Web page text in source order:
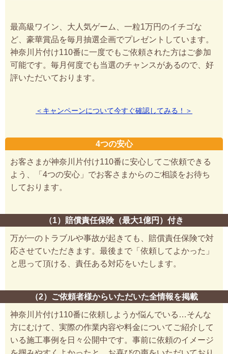
最高級ワイン、大人気ゲーム、一粒1万円のイチゴな
ど、豪華賞品を毎月抽選企画でプレゼントしています。
神奈川片付け110番に一度でもご依頼された方はご参加
可能です。毎月何度でも当選のチャンスがあるので、好
評いただいております。
＜キャンペーンについて今すぐ確認してみる！＞
4つの安心
お客さまが神奈川片付け110番に安心してご依頼できる
よう、「4つの安心」でお客さまからのご相談をお待ち
しております。
（1）賠償責任保険（最大1億円）付き
万が一のトラブルや事故が起きても、賠償責任保険で対
応させていただきます。最後まで「依頼してよかった」
と思って頂ける、責任ある対応をいたします。
（2）ご依頼者様からいただいた全情報を掲載
神奈川片付け110番に依頼しようか悩んでいる…そんな
方にむけて、実際の作業内容や料金についてご紹介して
いる施工事例を日々公開中です。事前に依頼のイメージ